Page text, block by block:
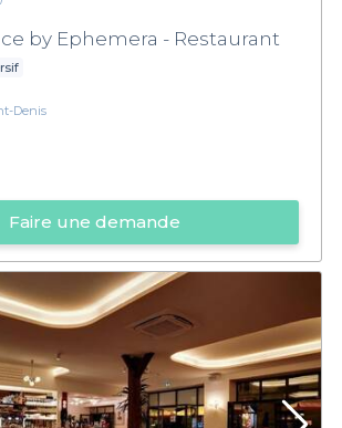
by Ephemera - Restaurant
Denis
Faire une demande